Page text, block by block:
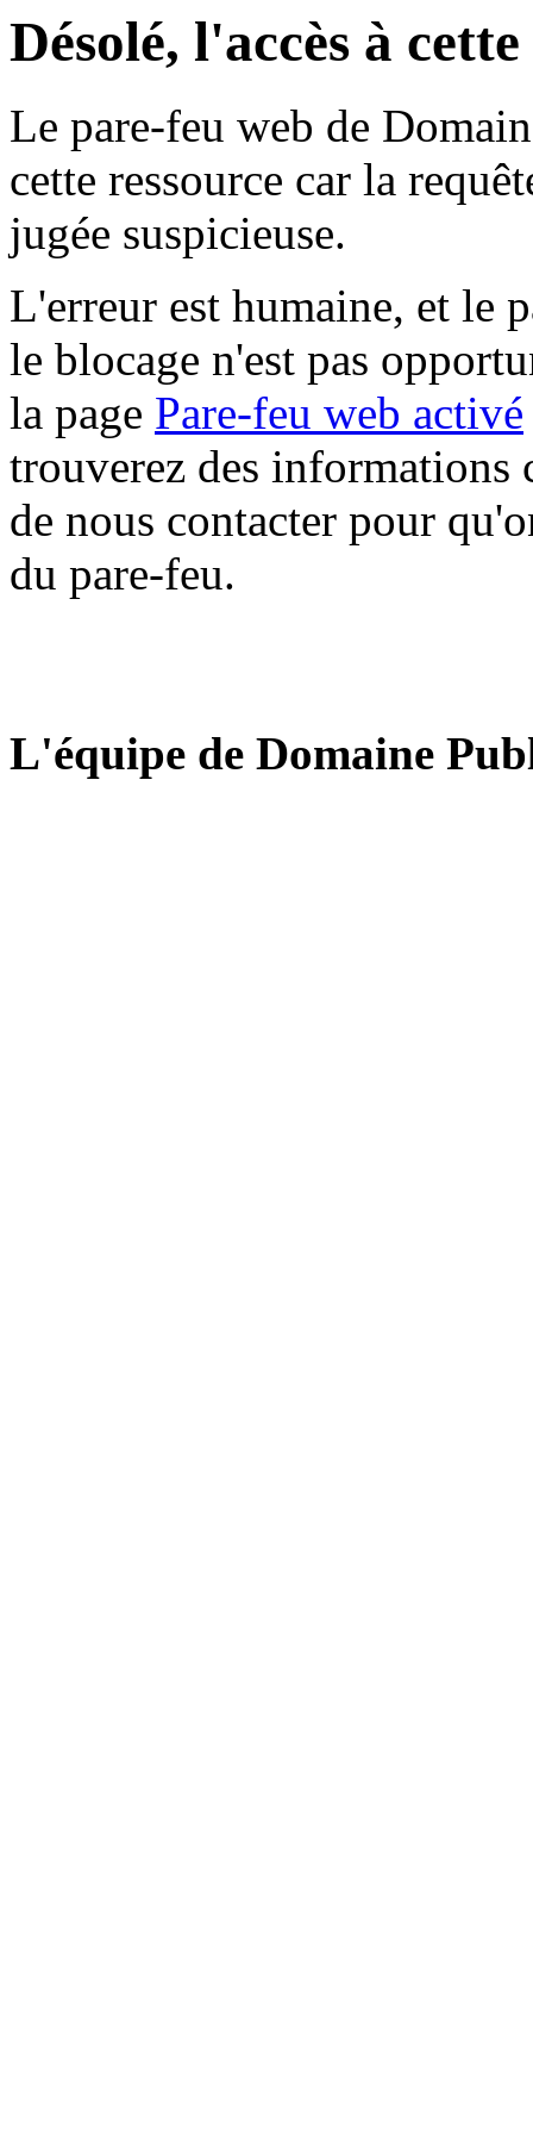
Désolé, l'accès à
Le pare-feu web de
cette ressource car la
jugée suspicieuse.
L'erreur est humaine, et le
le blocage n'est pas
la page Pare-feu web activé
trouverez des informations
de nous contacter pour
du pare-feu.
L'équipe de Domaine